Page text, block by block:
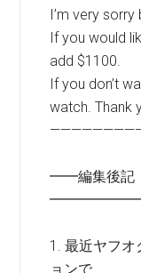
I’m very
If you would
add $1100.
If you don’t
watch. Thank
━━編集後記
1. 最近ヤフ
ョンで